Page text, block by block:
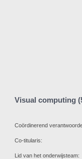
Visual computing
Coördinerend
Co-titularis:
Lid van het onderwijsteam: